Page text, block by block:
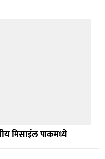
मिसाईल पाकमध्ये